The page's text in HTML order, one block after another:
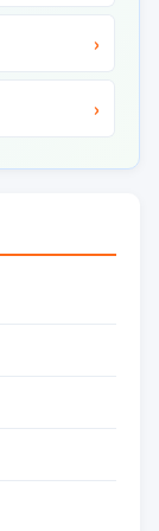
›
›